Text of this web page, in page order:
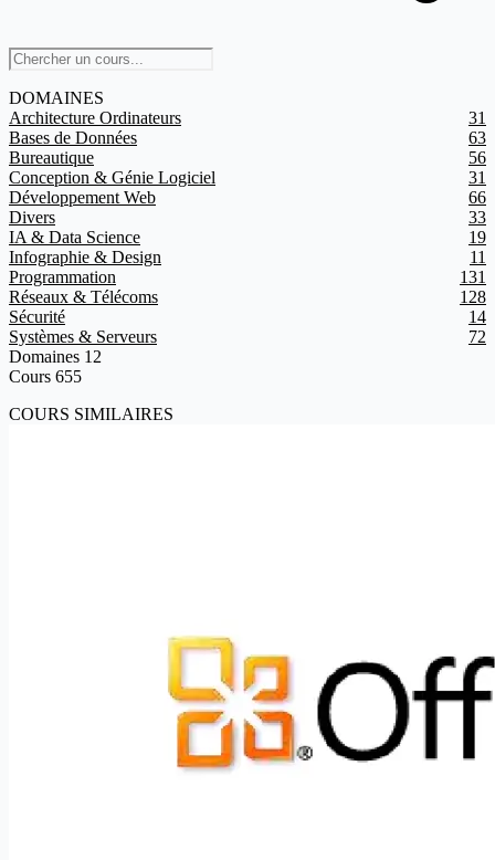
DOMAINES
Architecture Ordinateurs
31
Bases de Données
63
Bureautique
56
Conception & Génie Logiciel
31
Développement Web
66
Divers
33
IA & Data Science
19
Infographie & Design
11
Programmation
131
Réseaux & Télécoms
128
Sécurité
14
Systèmes & Serveurs
72
Domaines 12
Cours 655
COURS SIMILAIRES